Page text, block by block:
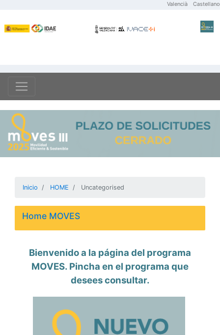
Valencià Castellano
Inicio HOME Uncategorised
Home MOVES
Bienvenido a la página del programa
MOVES. Pincha en el programa que
desees consultar.